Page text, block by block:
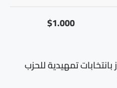
$1.000
تمهيدية للحزب